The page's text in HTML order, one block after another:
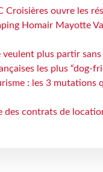
Croisières ouvre les
Homair Mayotte
veulent plus partir
les plus “dog-
: les 3 mutations
des contrats de